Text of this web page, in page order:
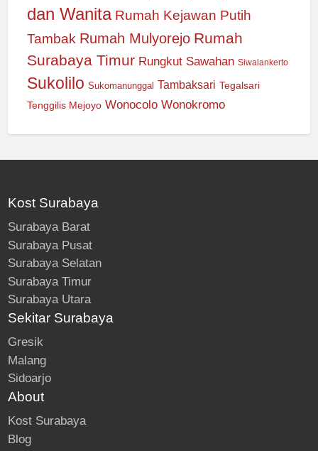
dan Wanita Rumah Kejawan Putih
Tambak Rumah Mulyorejo Rumah
Surabaya Timur Rungkut Sawahan Siwalankerto
Sukolilo Sukomanunggal Tambaksari Tegalsari
Tenggilis Mejoyo Wonocolo Wonokromo
Kost Surabaya
Surabaya Barat
Surabaya Pusat
Surabaya Selatan
Surabaya Timur
Surabaya Utara
Sekitar Surabaya
Gresik
Malang
Sidoarjo
About
Kost Surabaya
Blog